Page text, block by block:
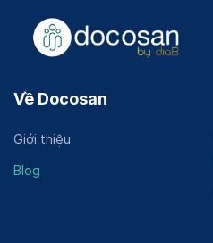
Về Docosan
Giới thiệu
Blog